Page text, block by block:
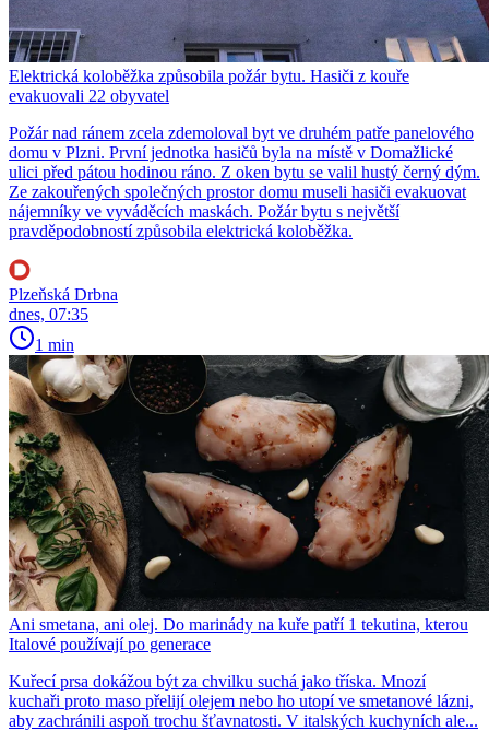
Elektrická koloběžka způsobila požár bytu. Hasiči z kouře
evakuovali 22 obyvatel
Požár nad ránem zcela zdemoloval byt ve druhém patře panelového
domu v Plzni. První jednotka hasičů byla na místě v Domažlické
ulici před pátou hodinou ráno. Z oken bytu se valil hustý černý dým.
Ze zakouřených společných prostor domu museli hasiči evakuovat
nájemníky ve vyváděcích maskách. Požár bytu s největší
pravděpodobností způsobila elektrická koloběžka.
Plzeňská Drbna
dnes, 07:35
1 min
Ani smetana, ani olej. Do marinády na kuře patří 1 tekutina, kterou
Italové používají po generace
Kuřecí prsa dokážou být za chvilku suchá jako tříska. Mnozí
kuchaři proto maso přelijí olejem nebo ho utopí ve smetanové lázni,
aby zachránili aspoň trochu šťavnatosti. V italských kuchyních ale...